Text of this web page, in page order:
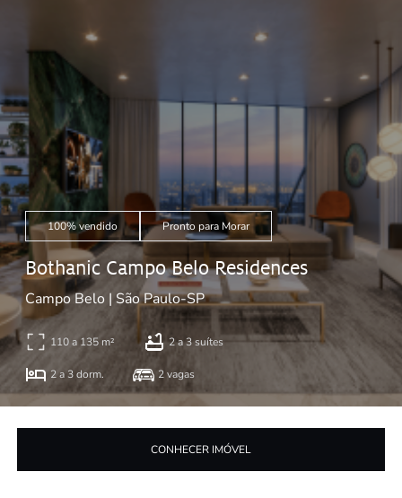
100% vendido Pronto para Morar
Bothanic Campo Belo Residences
Campo Belo | São Paulo-SP
110 a 135 m² 2 a 3 suítes
2 a 3 dorm. 2 vagas
CONHECER IMÓVEL